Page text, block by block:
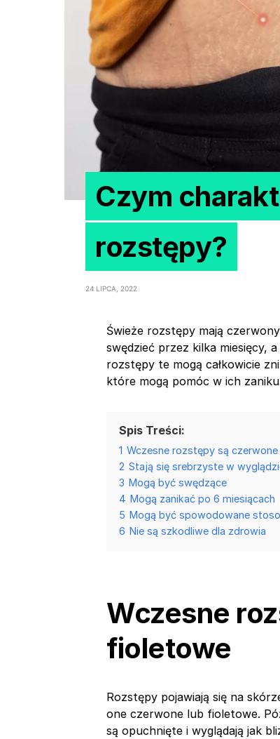
Czym
rozstępy?
24 LIPCA, 2022
Świeże rozstępy mają
swędzieć przez kilka miesięcy,
rozstępy te mogą całkowicie
które mogą pomóc w ich
Spis Treści:
1 Wczesne rozstępy są
2 Stają się srebrzyste w
3 Mogą być swędzące
4 Mogą zanikać po 6 miesiącach
5 Mogą być spowodowane
6 Nie są szkodliwe dla zdrowia
Wczesne
fioletowe
Rozstępy pojawiają się na
one czerwone lub fioletowe.
są opuchnięte i wyglądają jak